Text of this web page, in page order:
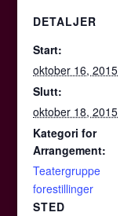
DETALJER
Start:
oktober 16, 2015
Slutt:
oktober 18, 2015
Kategori for
Arrangement:
Teatergruppe
forestillinger
STED